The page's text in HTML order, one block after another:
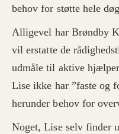
behov for støtte hele
Alligevel har Brøndby
vil erstatte de
udmåle til aktive
Lise ikke har ”faste og
herunder behov for
Noget, Lise selv finder